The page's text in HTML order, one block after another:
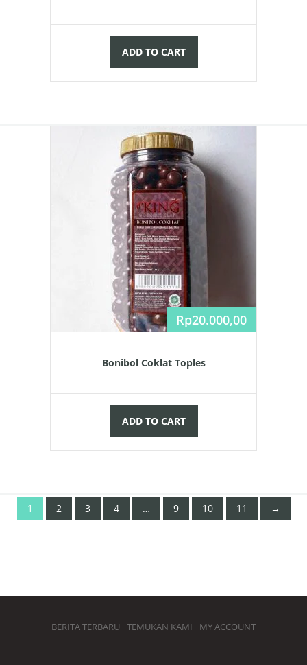
ADD TO CART
Rp20.000,00
Bonibol Coklat Toples
ADD TO CART
1 2 3 4 … 9 10 11 →
BERITA TERBARU TEMUKAN KAMI MY ACCOUNT